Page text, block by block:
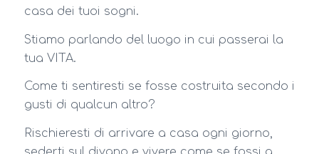
casa dei tuoi sogni.
Stiamo parlando del luogo in cui passerai la
tua VITA.
Come ti sentiresti se fosse costruita secondo i
gusti di qualcun altro?
Rischieresti di arrivare a casa ogni giorno,